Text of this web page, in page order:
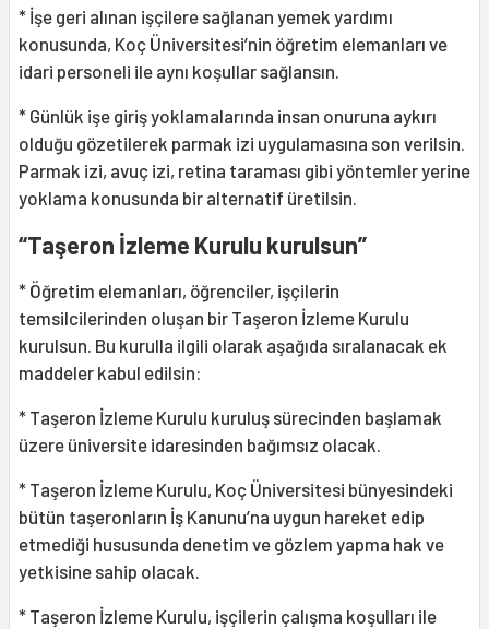
* İşe geri alınan işçilere sağlanan yemek yardımı
konusunda, Koç Üniversitesi’nin öğretim elemanları ve
idari personeli ile aynı koşullar sağlansın.
* Günlük işe giriş yoklamalarında insan onuruna aykırı
olduğu gözetilerek parmak izi uygulamasına son verilsin.
Parmak izi, avuç izi, retina taraması gibi yöntemler yerine
yoklama konusunda bir alternatif üretilsin.
“Taşeron İzleme Kurulu kurulsun”
* Öğretim elemanları, öğrenciler, işçilerin
temsilcilerinden oluşan bir Taşeron İzleme Kurulu
kurulsun. Bu kurulla ilgili olarak aşağıda sıralanacak ek
maddeler kabul edilsin:
* Taşeron İzleme Kurulu kuruluş sürecinden başlamak
üzere üniversite idaresinden bağımsız olacak.
* Taşeron İzleme Kurulu, Koç Üniversitesi bünyesindeki
bütün taşeronların İş Kanunu’na uygun hareket edip
etmediği hususunda denetim ve gözlem yapma hak ve
yetkisine sahip olacak.
* Taşeron İzleme Kurulu, işçilerin çalışma koşulları ile